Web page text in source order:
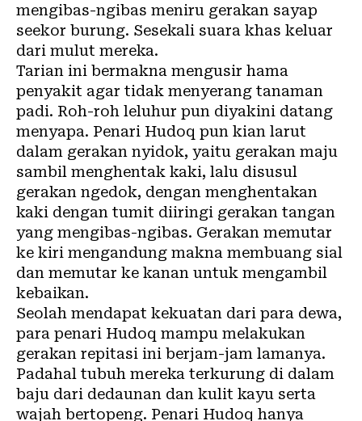
mengibas-ngibas meniru gerakan sayap
seekor burung. Sesekali suara khas keluar
dari mulut mereka.
Tarian ini bermakna mengusir hama
penyakit agar tidak menyerang tanaman
padi. Roh-roh leluhur pun diyakini datang
menyapa. Penari Hudoq pun kian larut
dalam gerakan nyidok, yaitu gerakan maju
sambil menghentak kaki, lalu disusul
gerakan ngedok, dengan menghentakan
kaki dengan tumit diiringi gerakan tangan
yang mengibas-ngibas. Gerakan memutar
ke kiri mengandung makna membuang sial
dan memutar ke kanan untuk mengambil
kebaikan.
Seolah mendapat kekuatan dari para dewa,
para penari Hudoq mampu melakukan
gerakan repitasi ini berjam-jam lamanya.
Padahal tubuh mereka terkurung di dalam
baju dari dedaunan dan kulit kayu serta
wajah bertopeng. Penari Hudoq hanya